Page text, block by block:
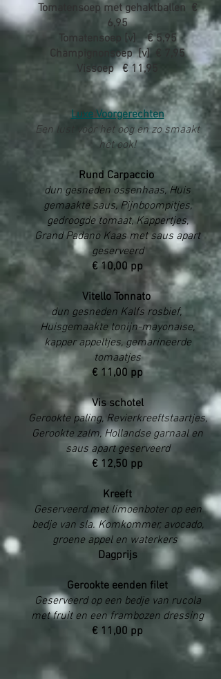
Tomatensoep met gehaktballen €
6,95
Tomatensoep [v] € 5,95
Champignonsoep [v] € 7,95
Vissoep € 11,95
Luxe Voorgerechten
Een lust voor het oog en zo smaakt
het ook!
Rund Carpaccio
dun gesneden ossenhaas, Huis
gemaakte saus, Pijnboompitjes,
gedroogde tomaat, Kappertjes,
Grand Padano Kaas met saus apart
geserveerd
€ 10,00 pp
Vitello Tonnato
dun gesneden Kalfs rosbief,
Huisgemaakte tonijn-mayonaise,
kapper appeltjes, gemarineerde
tomaatjes
€ 11,00 pp
Vis schotel
Gerookte paling, Revierkreeftstaartjes,
Gerookte zalm, Hollandse garnaal en
saus apart geserveerd
€ 12,50 pp
Kreeft
Geserveerd met limoenboter op een
bedje van sla. Komkommer, avocado,
groene appel en waterkers
Dagprijs
Gerookte eenden filet
Geserveerd op een bedje van rucola
met fruit en een frambozen dressing
€ 11,00 pp